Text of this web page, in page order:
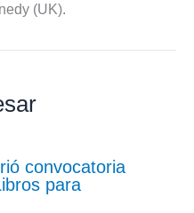
(UK).
convocatoria
para